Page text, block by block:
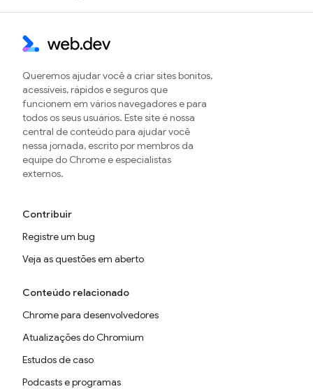
Queremos ajudar você a criar sites bonitos,
acessíveis, rápidos e seguros que
funcionem em vários navegadores e para
todos os seus usuários. Este site é nossa
central de conteúdo para ajudar você
nessa jornada, escrito por membros da
equipe do Chrome e especialistas
externos.
Contribuir
Registre um bug
Veja as questões em aberto
Conteúdo relacionado
Chrome para desenvolvedores
Atualizações do Chromium
Estudos de caso
Podcasts e programas